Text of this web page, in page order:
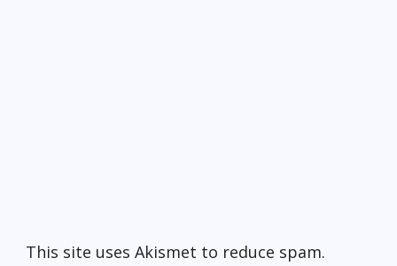
This site uses Akismet to reduce spam.